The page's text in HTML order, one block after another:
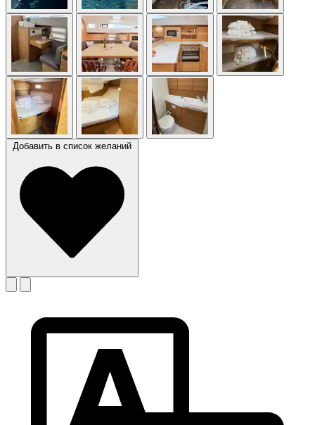
Добавить в список желаний